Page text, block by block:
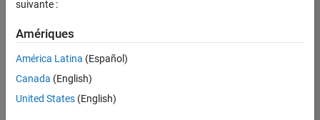
Ingénierie de la qualité
Actuellement,
aucune
offre
d'emploi
suivante :
Amériques
América Latina (Español)
Canada (English)
United States (English)